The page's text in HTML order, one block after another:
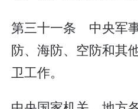
第三十一条 中央军
防、海防、空防和其
卫工作。